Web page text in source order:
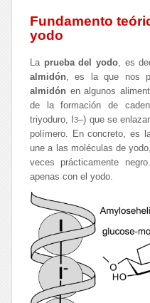
Fundamento
yodo
La prueba del yodo, es
almidón, es la que nos
almidón en algunos
de la formación de
triyoduro, I3–) que se
polímero. En concreto, es
une a las moléculas de
veces prácticamente
apenas con el yodo.